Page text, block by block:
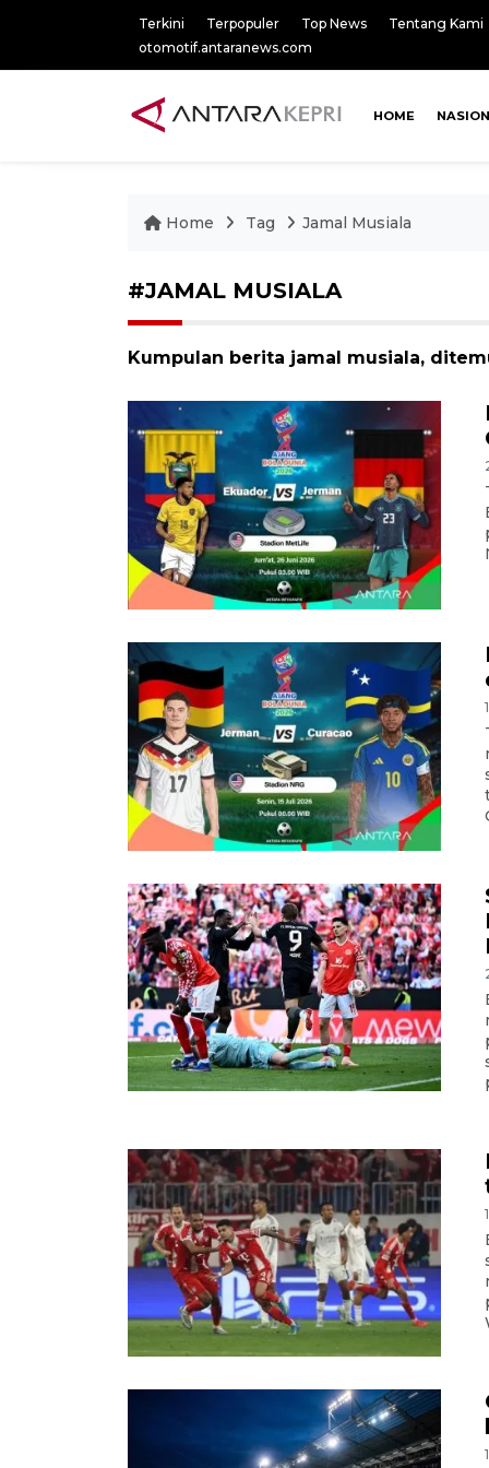
Terkini Terpopuler Top News
Tentang Kami
otomotif.antaranews.com
HOME
Home Tag Jamal Musiala
#JAMAL MUSIALA
Kumpulan berita jamal musiala,